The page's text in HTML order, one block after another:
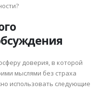
доверия, в которой
мыслями без страха
использовать следующие